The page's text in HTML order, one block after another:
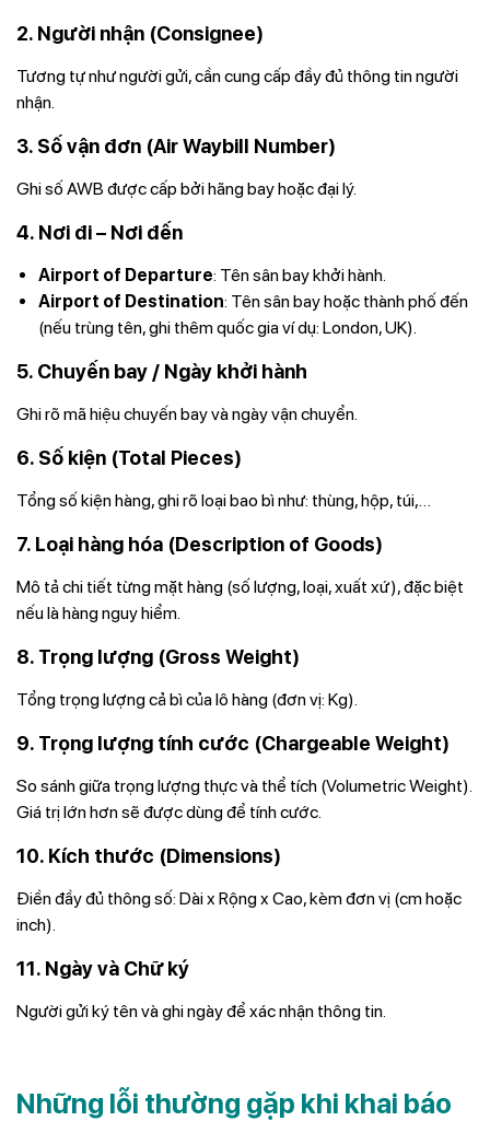
2. Người nhận (Consignee)
Tương tự như người gửi, cần cung cấp đầy đủ thông tin người
nhận.
3. Số vận đơn (Air Waybill Number)
Ghi số AWB được cấp bởi hãng bay hoặc đại lý.
4. Nơi đi – Nơi đến
Airport of Departure: Tên sân bay khởi hành.
Airport of Destination: Tên sân bay hoặc thành phố đến
(nếu trùng tên, ghi thêm quốc gia ví dụ: London, UK).
5. Chuyến bay / Ngày khởi hành
Ghi rõ mã hiệu chuyến bay và ngày vận chuyển.
6. Số kiện (Total Pieces)
Tổng số kiện hàng, ghi rõ loại bao bì như: thùng, hộp, túi,…
7. Loại hàng hóa (Description of Goods)
Mô tả chi tiết từng mặt hàng (số lượng, loại, xuất xứ), đặc biệt
nếu là hàng nguy hiểm.
8. Trọng lượng (Gross Weight)
Tổng trọng lượng cả bì của lô hàng (đơn vị: Kg).
9. Trọng lượng tính cước (Chargeable Weight)
So sánh giữa trọng lượng thực và thể tích (Volumetric Weight).
Giá trị lớn hơn sẽ được dùng để tính cước.
10. Kích thước (Dimensions)
Điền đầy đủ thông số: Dài x Rộng x Cao, kèm đơn vị (cm hoặc
inch).
11. Ngày và Chữ ký
Người gửi ký tên và ghi ngày để xác nhận thông tin.
Những lỗi thường gặp khi khai báo